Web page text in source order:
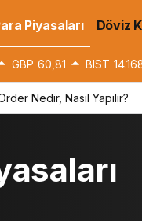
Piyasaları Döviz
GBP 60,81 BIST
Nedir, Nasıl Yapılır?